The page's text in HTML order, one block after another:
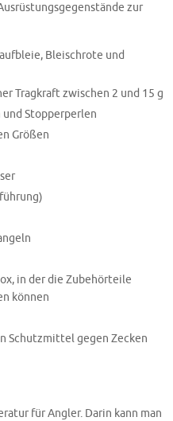
zur
Bleischrote und
Tragkraft zwischen 2 und 15 g
und Stopperperlen
Größen
in der die Zubehörteile
können
Schutzmittel gegen Zecken
für Angler. Darin kann man